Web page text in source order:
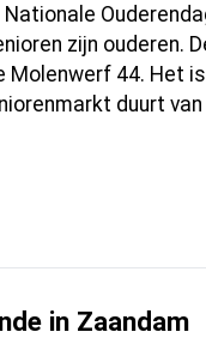
zijn ouderen.
Molenwerf 44. Het
duurt
in Zaandam